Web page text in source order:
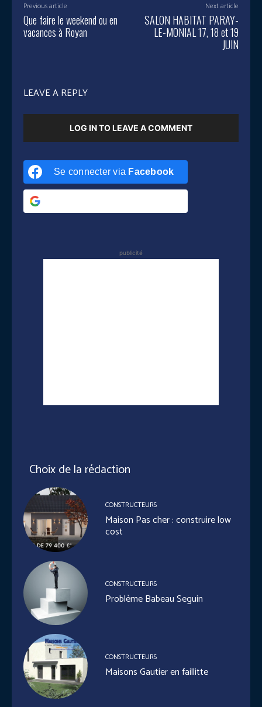
Previous article
Que faire le weekend ou en
vacances à Royan
Next article
SALON HABITAT PARAY-
LE-MONIAL 17, 18 et 19
JUIN
LEAVE A REPLY
LOG IN TO LEAVE A COMMENT
Se connecter via Facebook
publicité
Choix de la rédaction
CONSTRUCTEURS
Maison Pas cher : construire low
cost
CONSTRUCTEURS
Problème Babeau Seguin
CONSTRUCTEURS
Maisons Gautier en faillitte